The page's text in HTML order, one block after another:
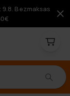
Bezmaksas